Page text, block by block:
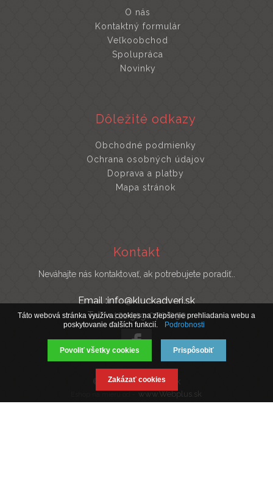
O nás
Kontaktný formulár
Veľkoobchod
Spolupráca
Novinky
Dôležité odkazy
Obchodné podmienky
Ochrana osobných údajov
Doprava a platby
Mapa stránok
Kontakt
Neváhajte nás kontaktovať, ak potrebujete poradiť..
Email :info@kluckadveri.sk
Tel : +421 919 070 030
© 2019 Kluckadveri.sk
www.Webplus.sk
Táto webová stránka využíva cookies na zlepšenie prehliadania webu a
poskytovanie ďalších funkcií.
Podrobnosti
Povoliť všetky cookies Prispôsobiť
Zakázať cookies